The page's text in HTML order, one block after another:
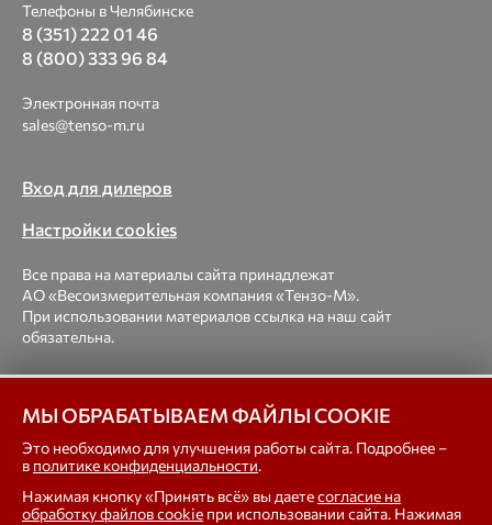
Телефоны в Челябинске
8 (351) 222 01 46
8 (800) 333 96 84
Электронная почта
sales@tenso-m.ru
Вход для дилеров
Настройки cookies
Все права на материалы сайта принадлежат
АО «Весоизмерительная компания «Тензо-М».
При использовании материалов ссылка на наш сайт
обязательна.
платформенные, крановые, вагонные, бункерные,
тензодатчики
In english
МЫ ОБРАБАТЫВАЕМ ФАЙЛЫ COOKIE
Это необходимо для улучшения работы сайта. Подробнее –
в политике конфиденциальности.
Нажимая кнопку «Принять всё» вы даетесогласие на
обработку файлов cookie при использовании сайта. Нажимая